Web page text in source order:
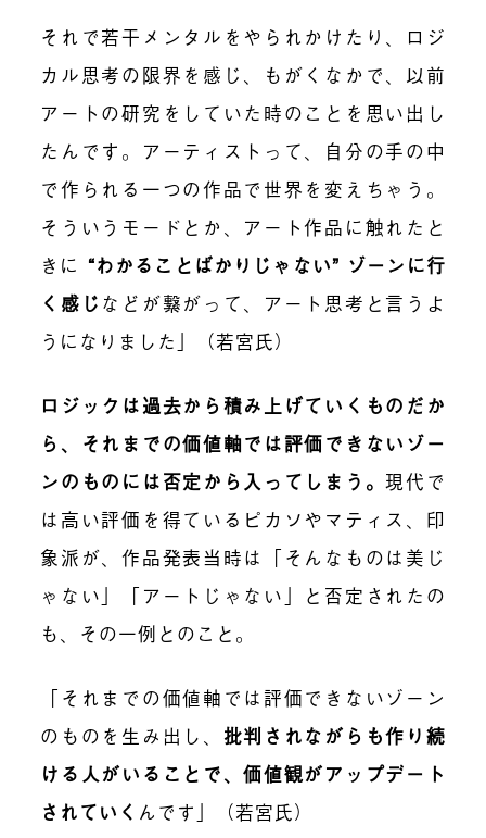
それで若干メンタルをやられかけたり、ロジ
カル思考の限界を感じ、もがくなかで、以前
アートの研究をしていた時のことを思い出し
たんです。アーティストって、自分の手の中
で作られる一つの作品で世界を変えちゃう。
そういうモードとか、アート作品に触れたと
きに “わかることばかりじゃない” ゾーンに行
く感じ などが繋がって、アート思考と言うよ
うになりました」（若宮氏）
ロジックは過去から積み上げていくものだか
ら、それまでの価値軸では評価できないゾー
ンのものには否定から入ってしまう 。現代で
は高い評価を得ているピカソやマティス、印
象派が、作品発表当時は「そんなものは美じ
ゃない」「アートじゃない」と否定されたの
も、その一例とのこと。
「それまでの価値軸では評価できないゾーン
のものを生み出し、 批判されながらも作り続
ける人がいることで、価値観がアップデート
されていく んです」（若宮氏）